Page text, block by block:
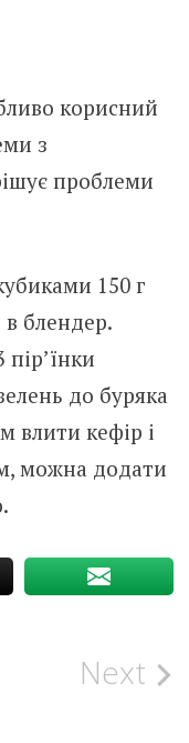
корисний
з
проблеми
150 г
в блендер.
до буряка
влити кефір і
можна додати
Next